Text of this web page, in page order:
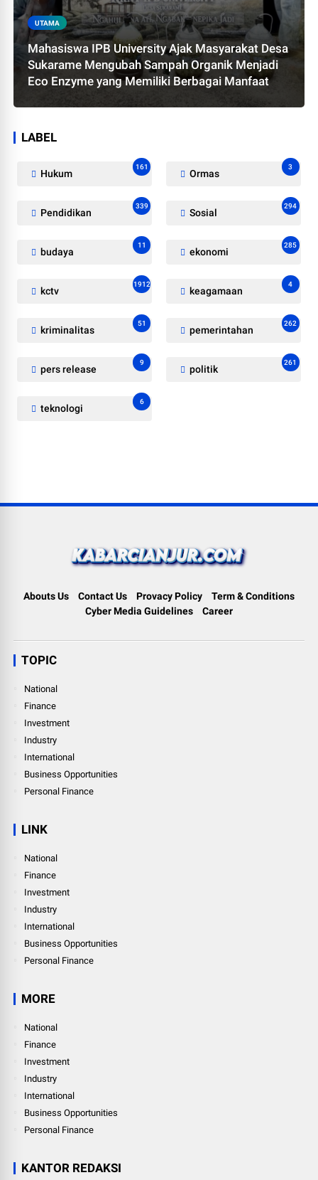
UTAMA
Mahasiswa IPB University Ajak Masyarakat Desa
Sukarame Mengubah Sampah Organik Menjadi
Eco Enzyme yang Memiliki Berbagai Manfaat
LABEL
Hukum
161
Ormas
3
Pendidikan
339
Sosial
294
budaya
11
ekonomi
285
kctv
1912
keagamaan
4
kriminalitas
51
pemerintahan
262
pers release
9
politik
261
teknologi
6
Abouts Us Contact Us Provacy Policy
Term & Conditions
Cyber Media Guidelines
Career
TOPIC
National
Finance
Investment
Industry
International
Business Opportunities
Personal Finance
LINK
National
Finance
Investment
Industry
International
Business Opportunities
Personal Finance
MORE
National
Finance
Investment
Industry
International
Business Opportunities
Personal Finance
KANTOR REDAKSI